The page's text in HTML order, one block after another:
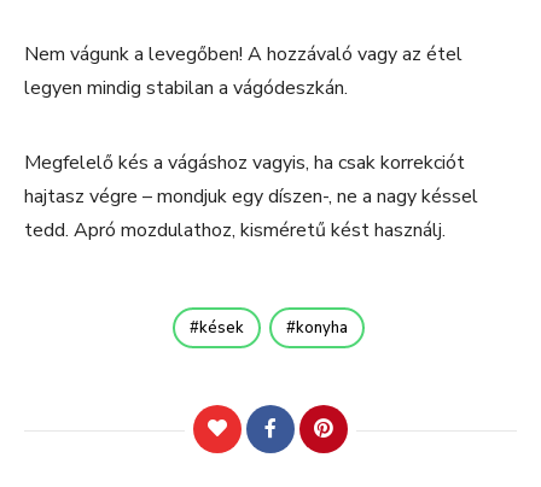
Nem vágunk a levegőben! A hozzávaló vagy az étel
legyen mindig stabilan a vágódeszkán.
Megfelelő kés a vágáshoz vagyis, ha csak korrekciót
hajtasz végre – mondjuk egy díszen-, ne a nagy késsel
tedd. Apró mozdulathoz, kisméretű kést használj.
kések konyha